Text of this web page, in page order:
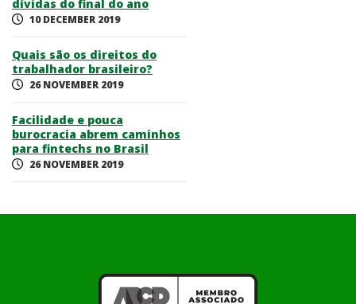
dívidas do final do ano
10 DECEMBER 2019
Quais são os direitos do
trabalhador brasileiro?
26 NOVEMBER 2019
Facilidade e pouca
burocracia abrem caminhos
para fintechs no Brasil
26 NOVEMBER 2019